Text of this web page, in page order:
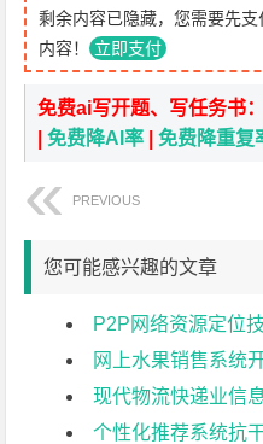
剩余内容已隐藏，您需要先支
内容！ 立即支付
免费ai写开题、写任务书
|免费降AI率 |免费降重复
PREVIOUS
您可能感兴趣的文章
P2P网络资源定位
网上水果销售系统
现代物流快递业信
个性化推荐系统抗